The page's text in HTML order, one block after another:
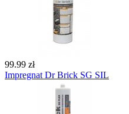
99.99 zł
Impregnat Dr Brick SG SIL